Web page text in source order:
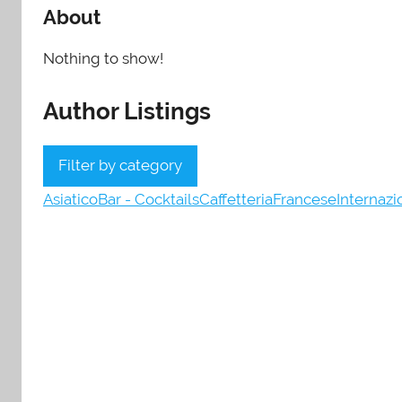
About
Nothing to show!
Author Listings
Filter by category
AsiaticoBar - CocktailsCaffetteriaFrancese